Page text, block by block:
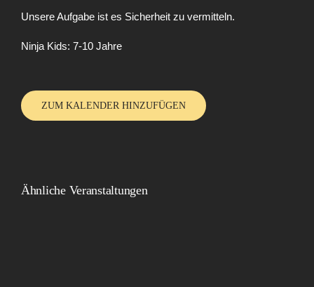
Unsere Aufgabe ist es Sicherheit zu vermitteln.
Ninja Kids: 7-10 Jahre
ZUM KALENDER HINZUFÜGEN
Ähnliche Veranstaltungen